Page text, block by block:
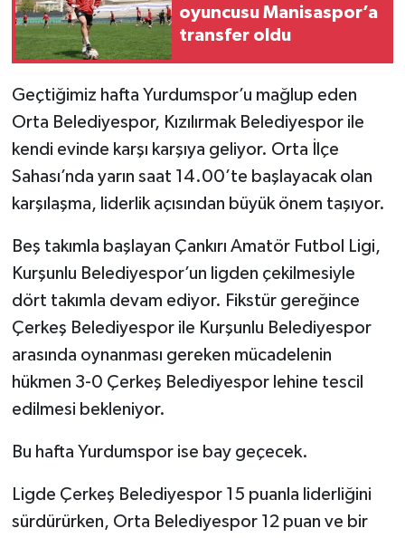
oyuncusu Manisaspor’a
transfer oldu
Geçtiğimiz hafta Yurdumspor’u mağlup eden
Orta Belediyespor, Kızılırmak Belediyespor ile
kendi evinde karşı karşıya geliyor. Orta İlçe
Sahası’nda yarın saat 14.00’te başlayacak olan
karşılaşma, liderlik açısından büyük önem taşıyor.
Beş takımla başlayan Çankırı Amatör Futbol Ligi,
Kurşunlu Belediyespor’un ligden çekilmesiyle
dört takımla devam ediyor. Fikstür gereğince
Çerkeş Belediyespor ile Kurşunlu Belediyespor
arasında oynanması gereken mücadelenin
hükmen 3-0 Çerkeş Belediyespor lehine tescil
edilmesi bekleniyor.
Bu hafta Yurdumspor ise bay geçecek.
Ligde Çerkeş Belediyespor 15 puanla liderliğini
sürdürürken, Orta Belediyespor 12 puan ve bir
BİLİM&TEKNOLOJİ
BÖLGE
TÜRKİYE
DÜNYA